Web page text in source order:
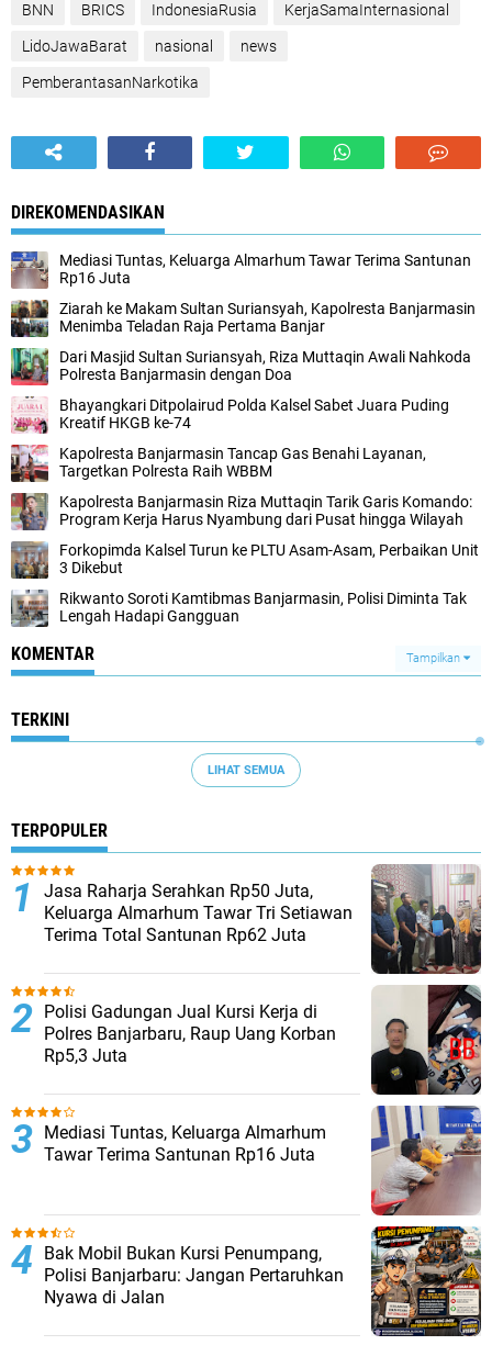
BNN BRICS IndonesiaRusia KerjaSamaInternasional
LidoJawaBarat nasional news
PemberantasanNarkotika
DIREKOMENDASIKAN
Mediasi Tuntas, Keluarga Almarhum Tawar Terima Santunan
Rp16 Juta
Ziarah ke Makam Sultan Suriansyah, Kapolresta Banjarmasin
Menimba Teladan Raja Pertama Banjar
Dari Masjid Sultan Suriansyah, Riza Muttaqin Awali Nahkoda
Polresta Banjarmasin dengan Doa
Bhayangkari Ditpolairud Polda Kalsel Sabet Juara Puding
Kreatif HKGB ke-74
Kapolresta Banjarmasin Tancap Gas Benahi Layanan,
Targetkan Polresta Raih WBBM
Kapolresta Banjarmasin Riza Muttaqin Tarik Garis Komando:
Program Kerja Harus Nyambung dari Pusat hingga Wilayah
Forkopimda Kalsel Turun ke PLTU Asam-Asam, Perbaikan Unit
3 Dikebut
Rikwanto Soroti Kamtibmas Banjarmasin, Polisi Diminta Tak
Lengah Hadapi Gangguan
KOMENTAR Tampilkan
TERKINI
LIHAT SEMUA
TERPOPULER
Jasa Raharja Serahkan Rp50 Juta,
Keluarga Almarhum Tawar Tri Setiawan
Terima Total Santunan Rp62 Juta
Polisi Gadungan Jual Kursi Kerja di
Polres Banjarbaru, Raup Uang Korban
Rp5,3 Juta
Mediasi Tuntas, Keluarga Almarhum
Tawar Terima Santunan Rp16 Juta
Bak Mobil Bukan Kursi Penumpang,
Polisi Banjarbaru: Jangan Pertaruhkan
Nyawa di Jalan